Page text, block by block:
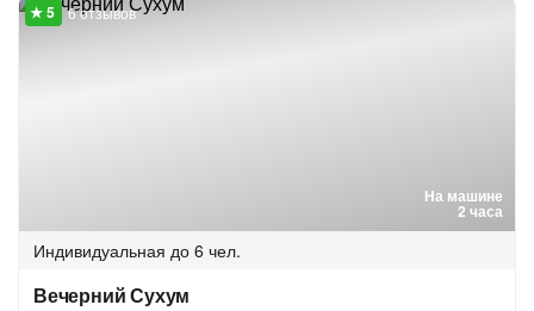
На машине
2 часа
6 отзывов
Индивидуальная до 6 чел.
Вечерний Сухум